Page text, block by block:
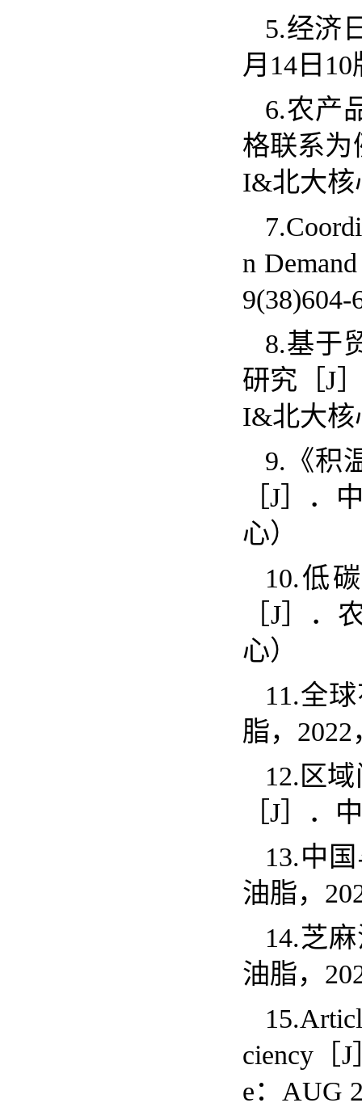
5.经济
月 14 日 10
6.农产
格联系为
I&北大
n
9(38)604-
8.基于
研究［J
I&北大
9. 《
［J ］．
心）
10.低
J］．
心）
11.全
脂， 2022
12. 区
J ］．
13.中
油脂，
14.芝
油脂，
ciency
J
e： AUG